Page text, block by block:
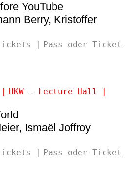
YouTube
Berry Kristoffer
Pass oder Ticket
HKW - Lecture Hall
Ismaël Joffroy
Pass oder Ticket